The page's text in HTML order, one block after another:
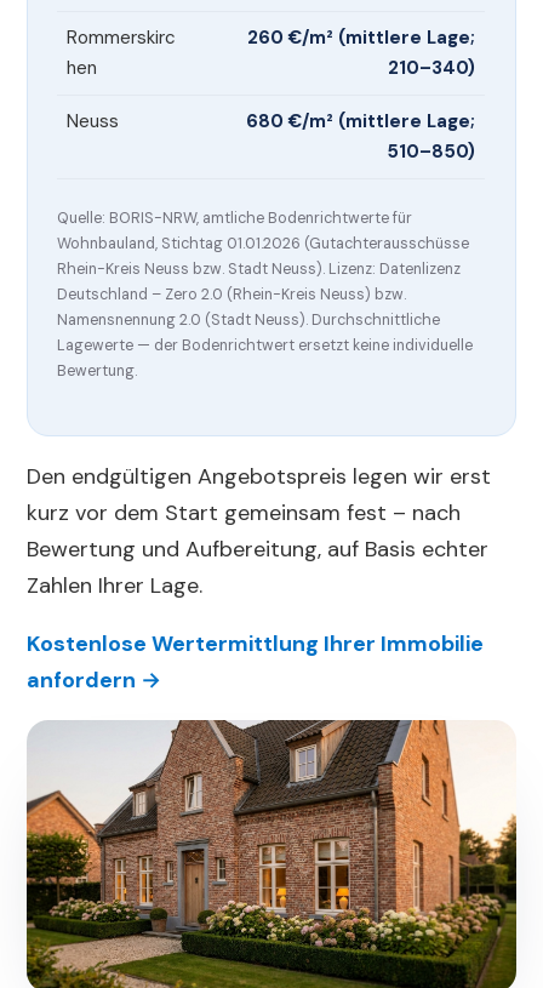
Rommerskirc
hen
260 €/m² (mittlere Lage;
210–340)
Neuss
680 €/m² (mittlere Lage;
510–850)
Quelle: BORIS-NRW, amtliche Bodenrichtwerte für
Wohnbauland, Stichtag 01.01.2026 (Gutachterausschüsse
Rhein-Kreis Neuss bzw. Stadt Neuss). Lizenz: Datenlizenz
Deutschland – Zero 2.0 (Rhein-Kreis Neuss) bzw.
Namensnennung 2.0 (Stadt Neuss). Durchschnittliche
Lagewerte — der Bodenrichtwert ersetzt keine individuelle
Bewertung.
Den endgültigen Angebotspreis legen wir erst
kurz vor dem Start gemeinsam fest – nach
Bewertung und Aufbereitung, auf Basis echter
Zahlen Ihrer Lage.
Kostenlose Wertermittlung Ihrer Immobilie
anfordern →